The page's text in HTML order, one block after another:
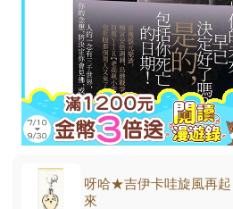
呀哈★吉伊卡哇旋風再起
來